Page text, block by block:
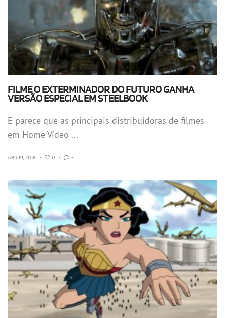
FILME O EXTERMINADOR DO FUTURO GANHA
VERSÃO ESPECIAL EM STEELBOOK
E parece que as principais distribuidoras de filmes
em Home Vídeo ...
ABR 19, 2018 • 0 • -